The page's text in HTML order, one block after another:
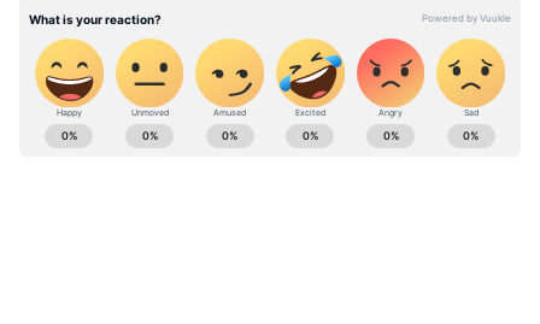
Also Read:బీబీసీ డాక్యుమెంటరీ బ్యాన్ పై
సుప్రీంకోర్టులో పిటిషన్.. ‘అది వీక్షించి అల్లర్లు
చేసినవారిపై యాక్షన్ తీసుకోండి’
ABOUT THE AUTHOR